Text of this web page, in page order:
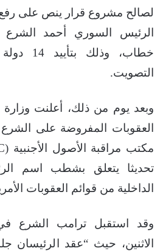
لصالح مشروع قرار ينص على رفع
الرئيس السوري أحمد الشرع
خطاب،
التصويت.
وبعد يوم من ذلك، أعلنت وزارة
العقوبات المفروضة على
تحديثا يتعلق بشطب اسم
الداخلية من قوائم العقوبات
وقد استقبل ترامب الشرع
الاثنين، حيث “عقد الرئيسان